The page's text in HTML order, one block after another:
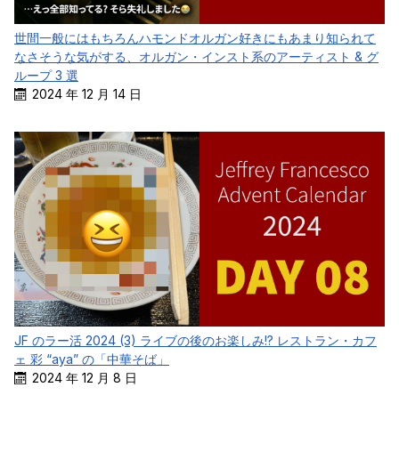
世間一般にはもちろんハモンドオルガン好きにもあまり知られて
なさそうな気がする、オルガン・インスト系のアーティスト & グ
ループ 3 選
2024 年 12 月 14 日
JF のラー活 2024 (3) ライブの後のお楽しみ!? レストラン・カフ
ェ 彩 “aya” の「中華そば」
2024 年 12 月 8 日